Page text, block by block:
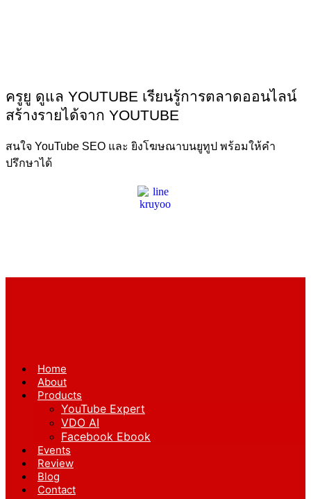
ครูยู ดูแล YOUTUBE เรียนรู้การตลาดออนไลน์
สร้างรายได้จาก YOUTUBE
สนใจ YouTube SEO และ ยิงโฆษณาบนยูทูป พร้อมให้คำ
ปรึกษาได้
Home
About
Products
YouTube Expert
VDO AI
Facebook Ebook
Events
Review
Blog
Contact